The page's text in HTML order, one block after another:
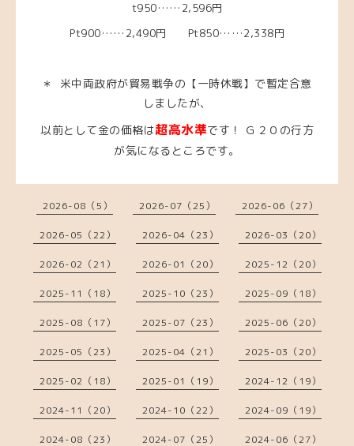
t950……2,596円
Pt900……2,490円 Pt850……2,338円
＊
米中両政府が貿易戦争の【一時休戦】で暫定合意
しましたが、
以前として金の価格は超高水準です！ Ｇ２０の行方
が気になるところです。
2026-08（5） 2026-07（25） 2026-06（27）
2026-05（22） 2026-04（23） 2026-03（20）
2026-02（21） 2026-01（20） 2025-12（20）
2025-11（18） 2025-10（23） 2025-09（18）
2025-08（17） 2025-07（23） 2025-06（20）
2025-05（23） 2025-04（21） 2025-03（20）
2025-02（18） 2025-01（19） 2024-12（19）
2024-11（20） 2024-10（22） 2024-09（19）
2024-08（23） 2024-07（25） 2024-06（27）